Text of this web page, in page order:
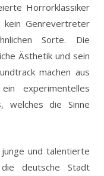
Horrorklassiker
Genrevertreter
Sorte. Die
Ästhetik und sein
machen aus
experimentelles
welches die Sinne
junge und talentierte
deutsche Stadt